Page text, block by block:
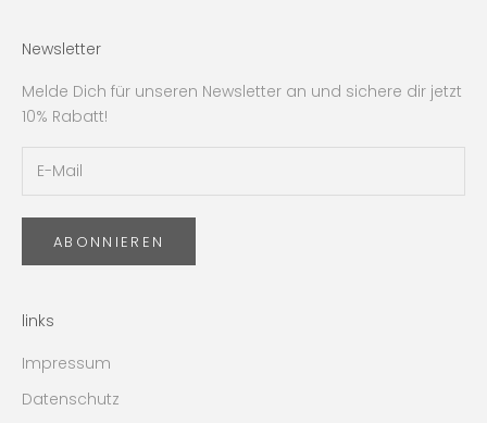
Newsletter
Melde Dich für unseren Newsletter an und sichere dir jetzt
10% Rabatt!
ABONNIEREN
links
Impressum
Datenschutz